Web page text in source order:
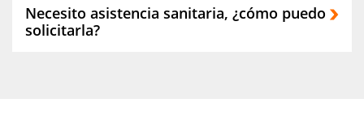
Si necesitas asistencia personal en viaje, en tu
domicilio o psicológica llámanos al
91 060 70
Necesito asistencia sanitaria, ¿cómo puedo
solicitarla?